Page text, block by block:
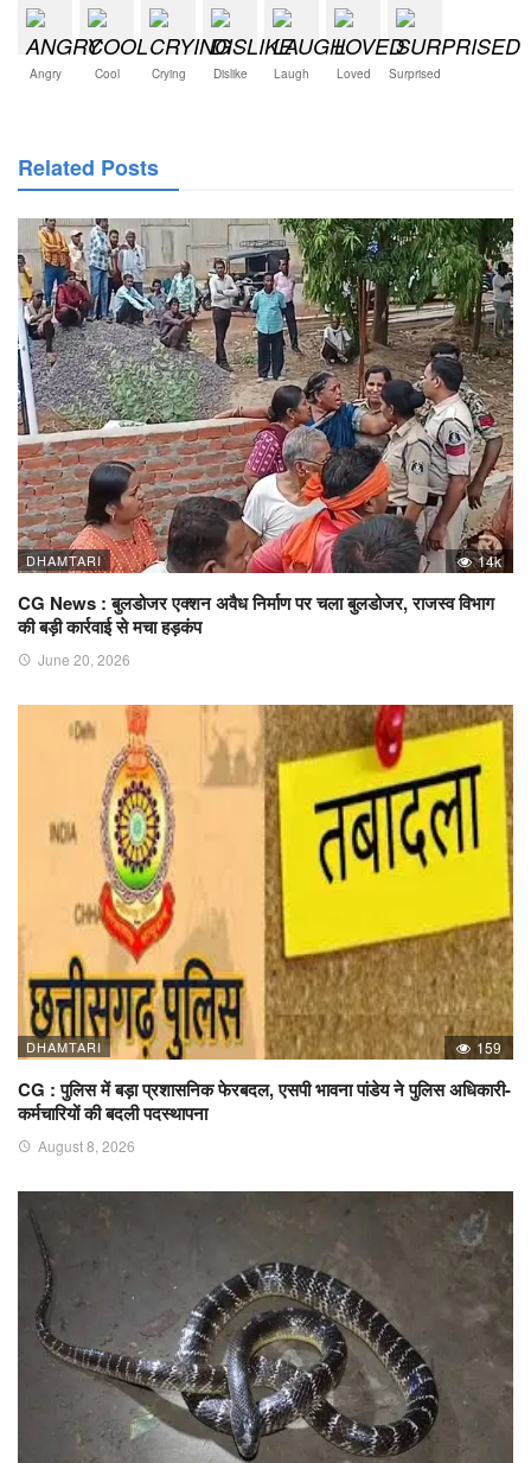
Angry Cool Crying Dislike Laugh Loved Surprised
Related Posts
DHAMTARI 14k
CG News : बुलडोजर एक्शन अवैध निर्माण पर चला बुलडोजर, राजस्व विभाग
की बड़ी कार्रवाई से मचा हड़कंप
June 20, 2026
DHAMTARI 159
CG : पुलिस में बड़ा प्रशासनिक फेरबदल, एसपी भावना पांडेय ने पुलिस अधिकारी-
कर्मचारियों की बदली पदस्थापना
August 8, 2026